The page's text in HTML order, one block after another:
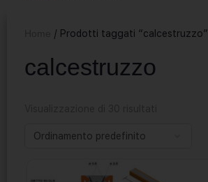
/ Prodotti taggati “calcestruzzo”
calcestruzzo